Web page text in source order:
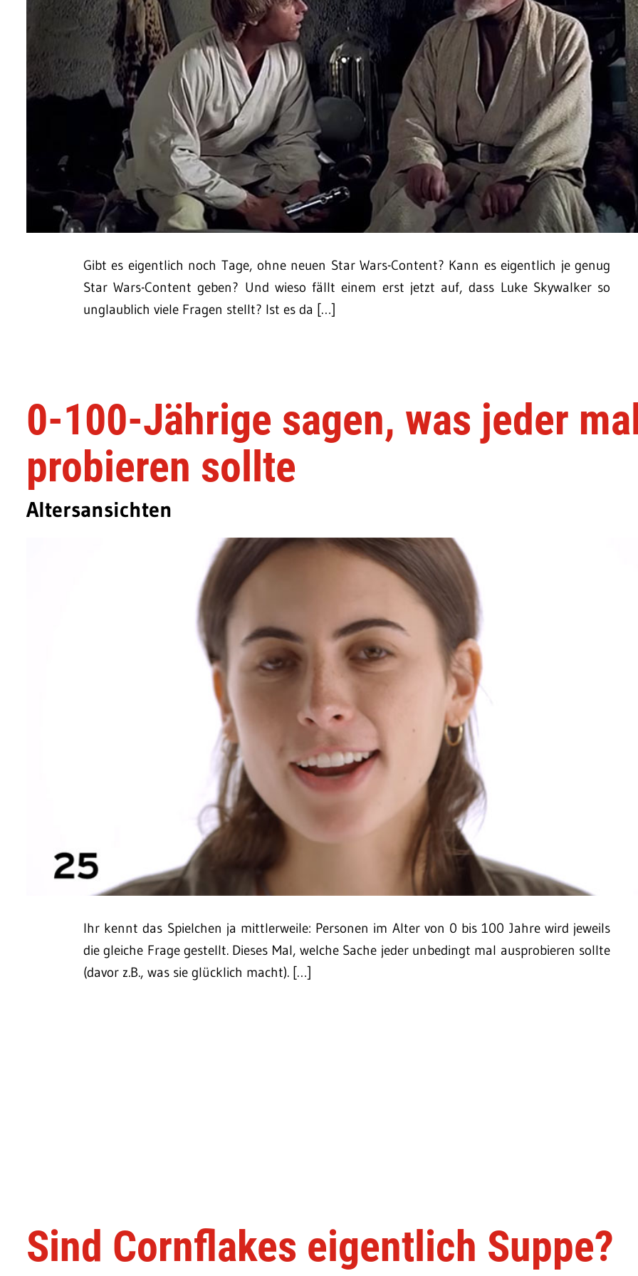
Gibt es eigentlich noch Tage, ohne neuen Star Wars-Content? Kann es eigentlich je genug
Star Wars-Content geben? Und wieso fällt einem erst jetzt auf, dass Luke Skywalker so
unglaublich viele Fragen stellt? Ist es da […]
0-100-Jährige sagen, was jeder
probieren sollte
Altersansichten
Ihr kennt das Spielchen ja mittlerweile: Personen im Alter von 0 bis 100 Jahre wird jeweils
die gleiche Frage gestellt. Dieses Mal, welche Sache jeder unbedingt mal ausprobieren sollte
(davor z.B., was sie glücklich macht). […]
Sind Cornflakes eigentlich Suppe?